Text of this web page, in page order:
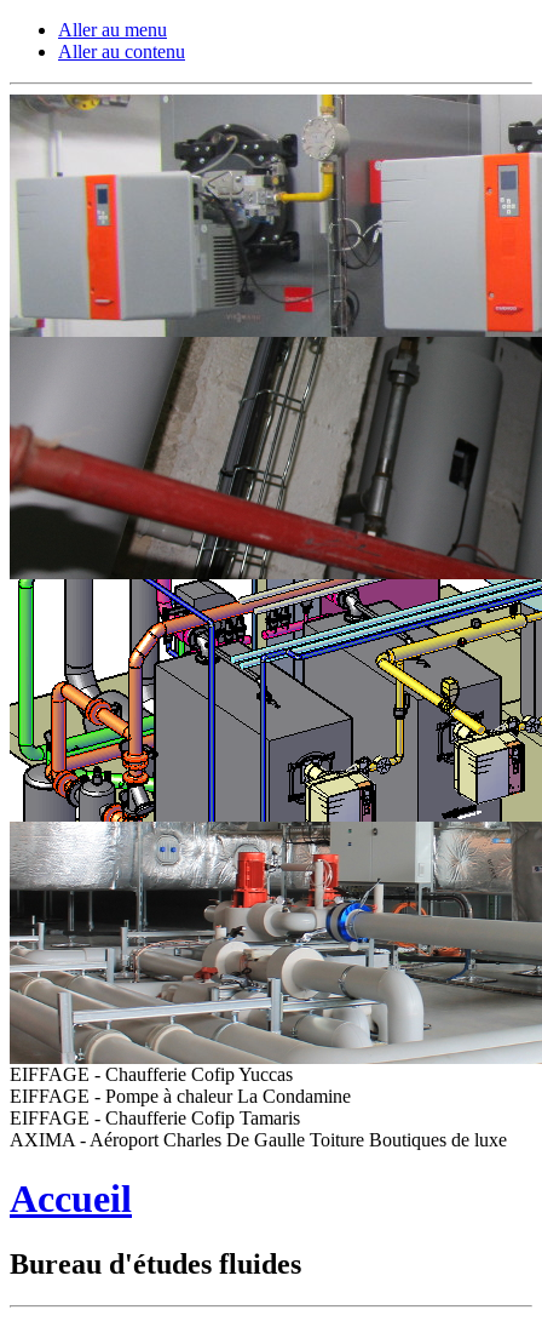
Aller au menu
Aller au contenu
EIFFAGE - Chaufferie Cofip Yuccas
EIFFAGE - Pompe à chaleur La Condamine
EIFFAGE - Chaufferie Cofip Tamaris
AXIMA - Aéroport Charles De Gaulle Toiture Boutiques de luxe
Accueil
Bureau d'études fluides